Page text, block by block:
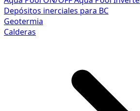
Depósitos inerciales para BC
Geotermia
Calderas